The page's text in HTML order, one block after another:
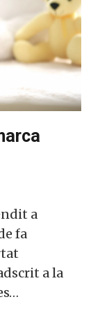
a
fa
a la